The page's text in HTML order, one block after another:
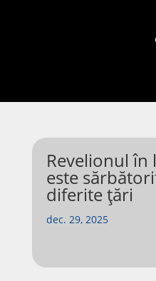
Revelionul în
este
diferite țări
dec. 29, 2025